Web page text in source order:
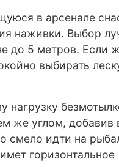
в арсенале
наживки. Выбор
до 5 метров. Если
выбирать
нагрузку
же углом, добавив
смело идти на
горизонтальное